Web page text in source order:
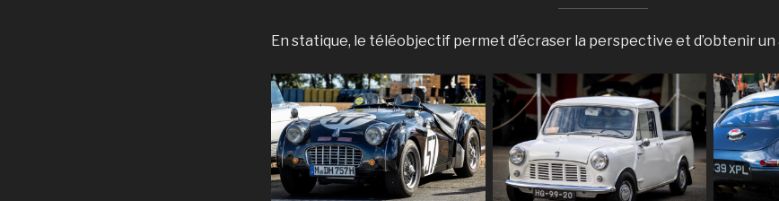
En statique, le téléobjectif permet d’écraser la perspective et d’obtenir